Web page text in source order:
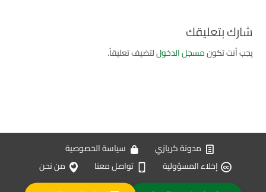
شارك بتعليقك
يجب أنت تكونمسجل الدخوللتضيف تعليقاً.
مدونة كريازي
سياسة الخصوصية
إخلاء المسؤولية
تواصل معنا من نحن